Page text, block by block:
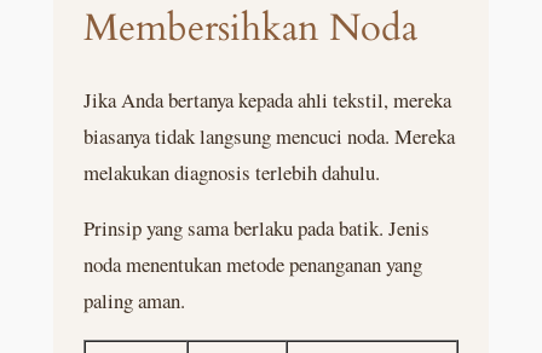
Membersihkan Noda
Jika Anda bertanya kepada ahli tekstil, mereka
biasanya tidak langsung mencuci noda. Mereka
melakukan diagnosis terlebih dahulu.
Prinsip yang sama berlaku pada batik. Jenis
noda menentukan metode penanganan yang
paling aman.